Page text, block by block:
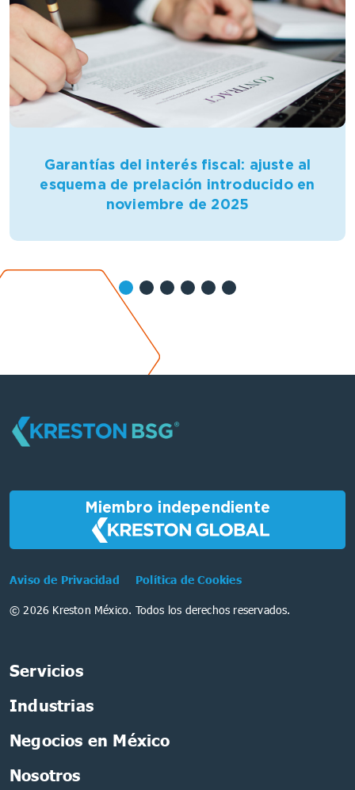
Garantías del interés fiscal: ajuste al
esquema de prelación introducido en
noviembre de 2025
Miembro independiente
Aviso de Privacidad Política de Cookies
© 2026 Kreston México. Todos los derechos reservados.
Servicios
Industrias
Negocios en México
Nosotros